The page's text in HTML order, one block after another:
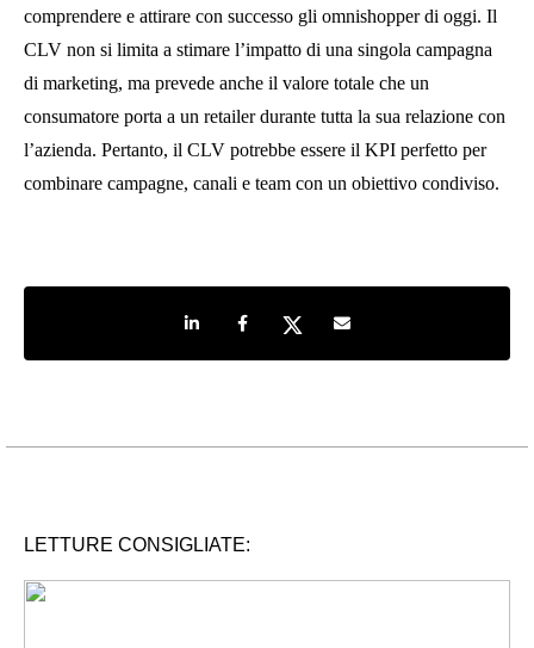
comprendere e attirare con successo gli omnishopper di oggi. Il
CLV non si limita a stimare l’impatto di una singola campagna
di marketing, ma prevede anche il valore totale che un
consumatore porta a un retailer durante tutta la sua relazione con
l’azienda. Pertanto, il CLV potrebbe essere il KPI perfetto per
combinare campagne, canali e team con un obiettivo condiviso.
Share on LinkedIn
Share on Facebook
Share on TwitterShare by e-mail
LETTURE CONSIGLIATE: